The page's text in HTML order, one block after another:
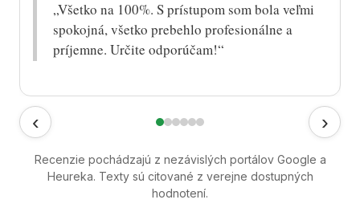
‹
„Všetko na 100%. S prístupom som bola veľmi
spokojná, všetko prebehlo profesionálne a
príjemne. Určite odporúčam!“
›
Recenzie pochádzajú z nezávislých portálov Google a
Heureka. Texty sú citované z verejne dostupných
hodnotení.